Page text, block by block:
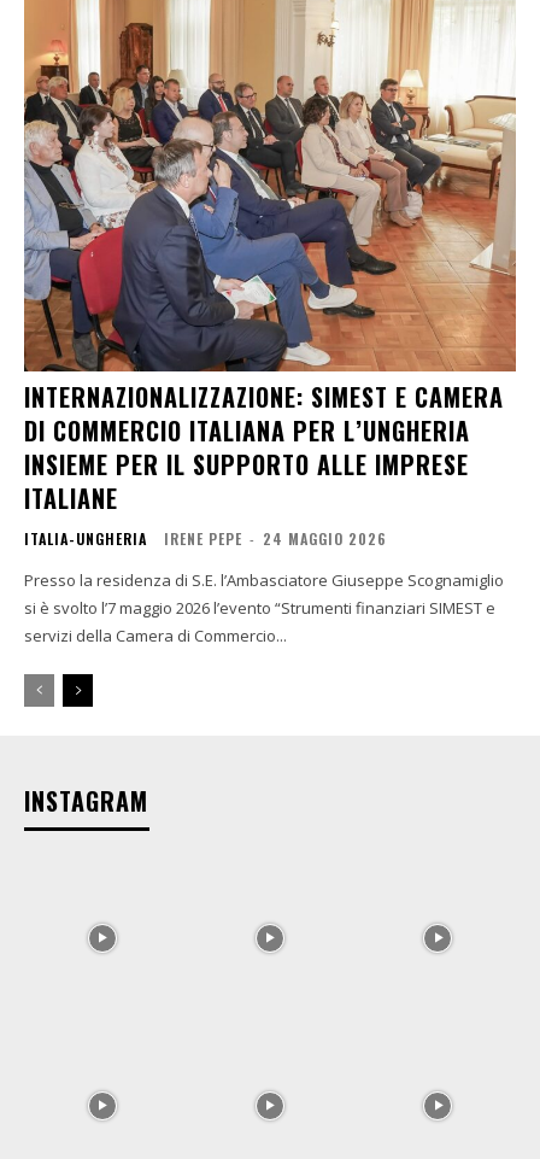
INTERNAZIONALIZZAZIONE: SIMEST E CAMERA
DI COMMERCIO ITALIANA PER L’UNGHERIA
INSIEME PER IL SUPPORTO ALLE IMPRESE
ITALIANE
ITALIA-UNGHERIA IRENE PEPE - 24 MAGGIO 2026
Presso la residenza di S.E. l’Ambasciatore Giuseppe Scognamiglio
si è svolto l’7 maggio 2026 l’evento “Strumenti finanziari SIMEST e
servizi della Camera di Commercio...
INSTAGRAM